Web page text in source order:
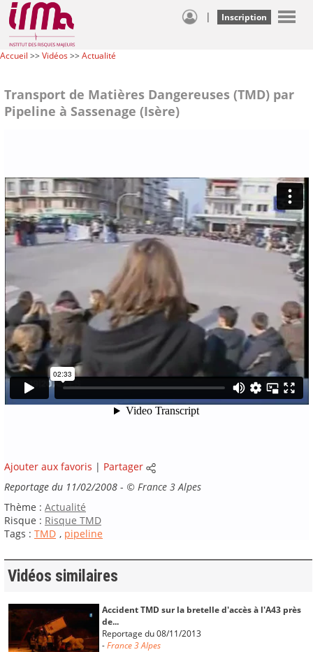
| Inscription
Accueil >>Vidéos>>Actualité
Transport de Matières Dangereuses (TMD) par
Pipeline à Sassenage (Isère)
Ajouter aux favoris | Partager
Reportage du 11/02/2008 - © France 3 Alpes
Thème : Actualité
Risque : Risque TMD
Tags : TMD , pipeline
Vidéos similaires
Accident TMD sur la bretelle d'accès à l'A43 près
de...
Reportage du 08/11/2013
-France 3 Alpes